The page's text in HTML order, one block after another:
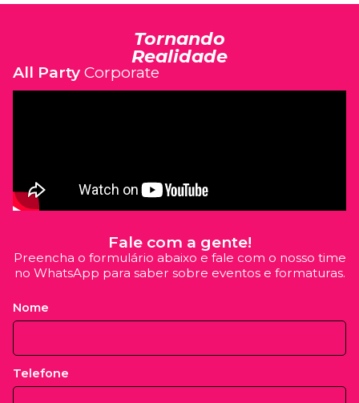
Tornando
Realidade
All Party Corporate
Fale com a gente!
Preencha o formulário abaixo e fale com o nosso time
no WhatsApp para saber sobre eventos e formaturas.
Nome
Telefone